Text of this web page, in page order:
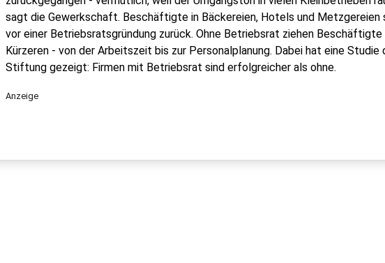
sagt die Gewerkschaft. Beschäftigte in Bäckereien, Hotels und
vor einer Betriebsratsgründung zurück. Ohne Betriebsrat ziehen
Kürzeren - von der Arbeitszeit bis zur Personalplanung. Dabei hat eine Studie
Stiftung gezeigt: Firmen mit Betriebsrat sind erfolgreicher als ohne.
Anzeige